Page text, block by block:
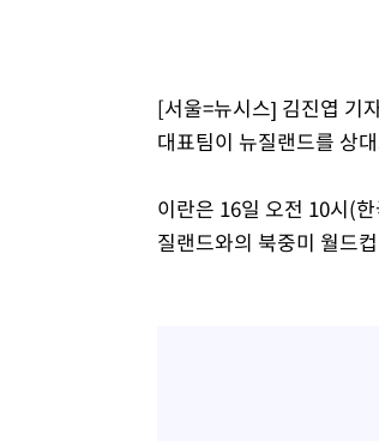
[서울=뉴시스] 김진엽 기
대표팀이 뉴질랜드를 상
이란은 16일 오전 10시(
질랜드와의 북중미 월드